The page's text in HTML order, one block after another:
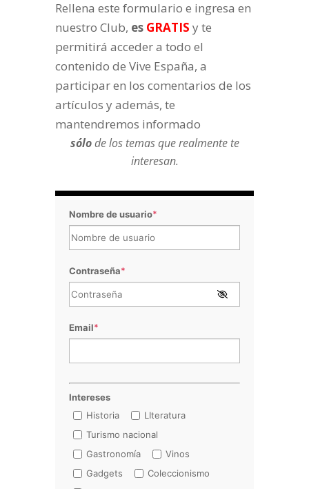
Rellena este formulario e ingresa en
nuestro Club, es GRATIS y te
permitirá acceder a todo el
contenido de Vive España, a
participar en los comentarios de los
artículos y además, te
mantendremos informado
sólode los temas que realmente te
interesan.
Nombre de usuario*
Contraseña*
Email*
Intereses
Historia
LIteratura
Turismo nacional
Gastronomía
Vinos
Gadgets
Coleccionismo